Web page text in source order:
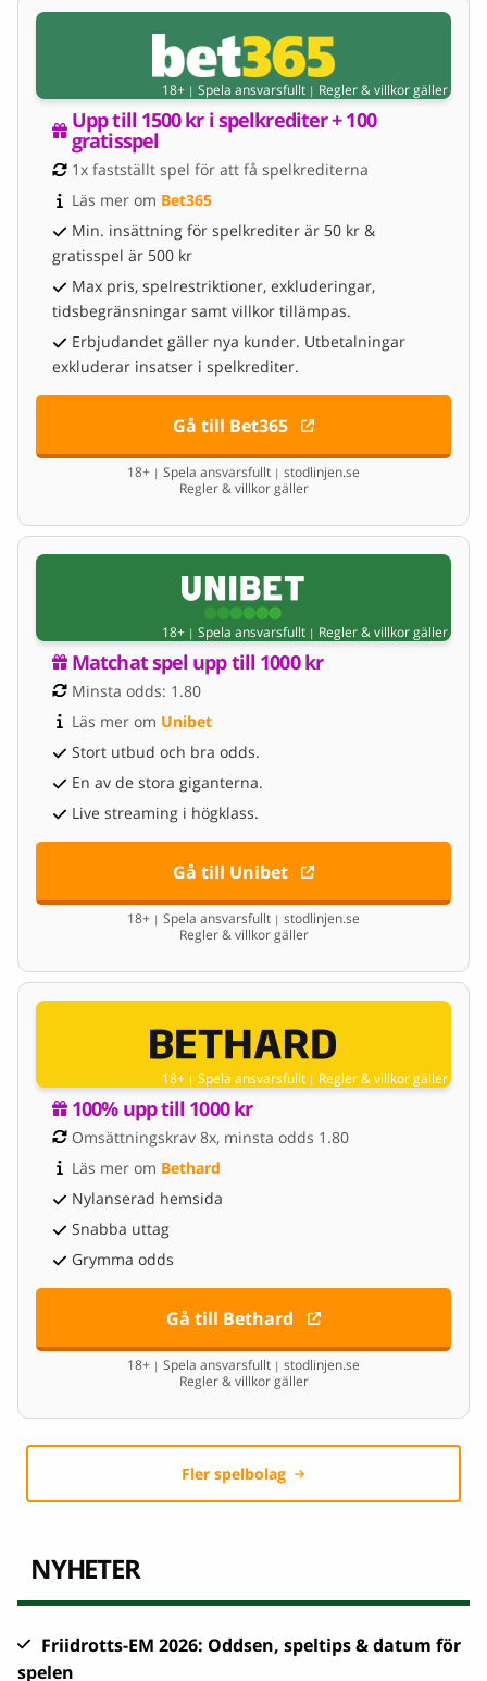
18+ | Spela ansvarsfullt | Regler & villkor gäller
Upp till 1500 kr i spelkrediter + 100
gratisspel
1x fastställt spel för att få spelkrediterna
Läs mer om Bet365
Min. insättning för spelkrediter är 50 kr &
gratisspel är 500 kr
Max pris, spelrestriktioner, exkluderingar,
tidsbegränsningar samt villkor tillämpas.
Erbjudandet gäller nya kunder. Utbetalningar
exkluderar insatser i spelkrediter.
Gå till Bet365
18+ | Spela ansvarsfullt | stodlinjen.se
Regler & villkor gäller
18+ | Spela ansvarsfullt | Regler & villkor gäller
Matchat spel upp till 1000 kr
Minsta odds: 1.80
Läs mer om Unibet
Stort utbud och bra odds.
En av de stora giganterna.
Live streaming i högklass.
Gå till Unibet
18+ | Spela ansvarsfullt | stodlinjen.se
Regler & villkor gäller
18+ | Spela ansvarsfullt | Regler & villkor gäller
100% upp till 1000 kr
Omsättningskrav 8x, minsta odds 1.80
Läs mer om Bethard
Nylanserad hemsida
Snabba uttag
Grymma odds
Gå till Bethard
18+ | Spela ansvarsfullt | stodlinjen.se
Regler & villkor gäller
Fler spelbolag
NYHETER
Friidrotts-EM 2026: Oddsen, speltips & datum för
spelen